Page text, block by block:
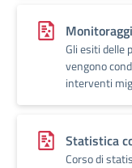
Gli esiti delle
vengono
interventi
Statistica
Corso di